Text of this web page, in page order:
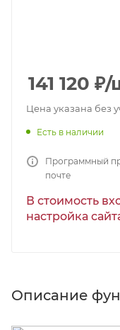
141 120 ₽/
Цена указана без
Есть в наличии
Программный
почте
В стоимость
настройка
Описание